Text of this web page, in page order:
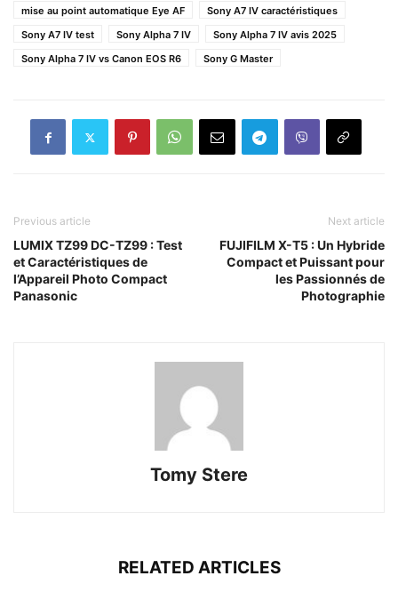
mise au point automatique Eye AF
Sony A7 IV caractéristiques
Sony A7 IV test
Sony Alpha 7 IV
Sony Alpha 7 IV avis 2025
Sony Alpha 7 IV vs Canon EOS R6
Sony G Master
Previous article
LUMIX TZ99 DC-TZ99 : Test
et Caractéristiques de
l’Appareil Photo Compact
Panasonic
Next article
FUJIFILM X-T5 : Un Hybride
Compact et Puissant pour
les Passionnés de
Photographie
Tomy Stere
RELATED ARTICLES